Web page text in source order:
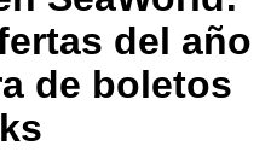
del año
de boletos